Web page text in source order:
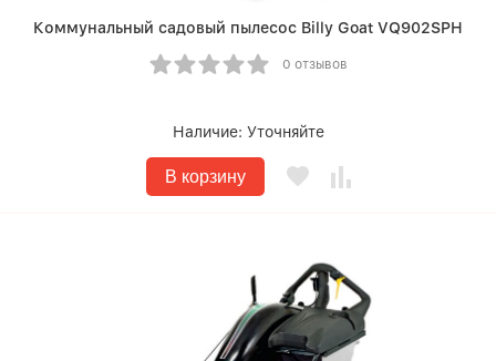
Коммунальный садовый пылесос Billy Goat VQ902SPH
0 отзывов
Наличие: Уточняйте
В корзину